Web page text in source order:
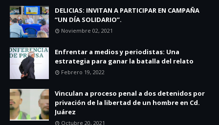
DELICIAS: INVITAN A PARTICIPAR EN CAMPAÑA
“UN DÍA SOLIDARIO”.
Noviembre 02, 2021
Enfrentar a medios y periodistas: Una
estrategia para ganar la batalla del relato
Febrero 19, 2022
Vinculan a proceso penal a dos detenidos por
privación de la libertad de un hombre en Cd.
Juárez
Octubre 20, 2021